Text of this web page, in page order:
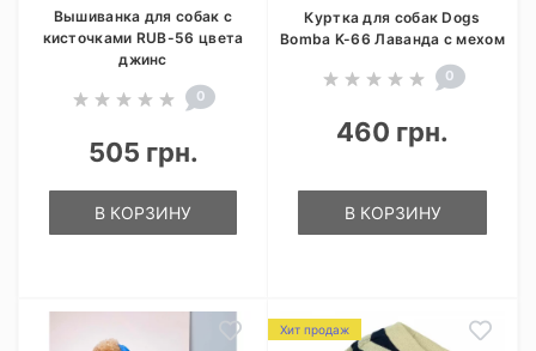
Вышиванка для собак с
кисточками RUB-56 цвета
джинс
0
505 грн.
В КОРЗИНУ
Куртка для собак Dogs
Bomba K-66 Лаванда с мехом
0
460 грн.
В КОРЗИНУ
Хит продаж